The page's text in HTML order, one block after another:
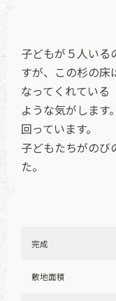
子どもが５人いる
すが、この杉の床
なってくれている
ような気がします
回っています。
子どもたちがのび
た。
完成
敷地面積